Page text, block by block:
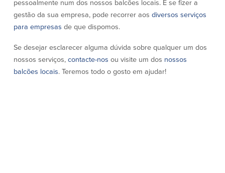
pessoalmente num dos nossos balcões locais. E se fizer a
gestão da sua empresa, pode recorrer aos diversos serviços
para empresas de que dispomos.
Se desejar esclarecer alguma dúvida sobre qualquer um dos
nossos serviços, contacte-nos ou visite um dos nossos
balcões locais. Teremos todo o gosto em ajudar!